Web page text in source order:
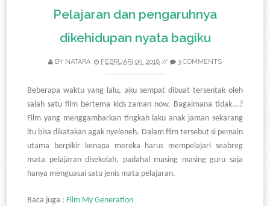
Pelajaran dan pengaruhnya
dikehidupan nyata bagiku
BY NATARA FEBRUARI 09, 2018 // 3 COMMENTS
Beberapa waktu yang lalu, aku sempat dibuat tersentak oleh
salah satu film bertema kids zaman now. Bagaimana tidak...?
Film yang menggambarkan tingkah laku anak jaman sekarang
itu bisa dikatakan agak nyeleneh. Dalam film tersebut si pemain
utama berpikir kenapa mereka harus mempelajari seabreg
mata pelajaran disekolah, padahal masing masing guru saja
hanya menguasai satu jenis mata pelajaran.
Baca juga : Film My Generation